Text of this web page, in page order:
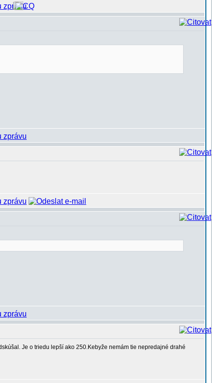
Je o triedu lepší ako 250.Kebyže nemám tie nepredajné drahé